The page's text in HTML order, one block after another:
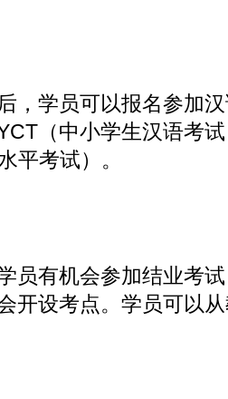
，学员可以报名参加
（中小学生汉语考
平考试）。
员有机会参加结业考
开设考点。学员可以